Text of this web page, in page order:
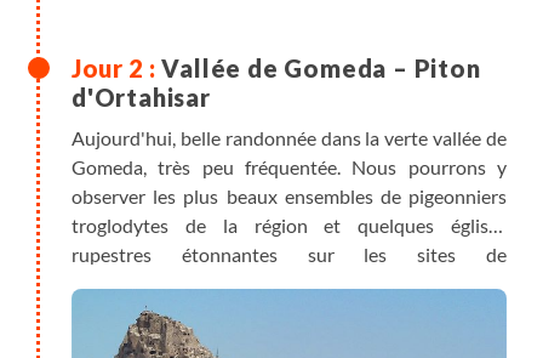
Vallée de Gomeda – Piton
d'Ortahisar
Aujourd'hui, belle randonnée dans la verte vallée de
Gomeda, très peu fréquentée. Nous pourrons y
observer les plus beaux ensembles de pigeonniers
troglodytes de la région et quelques églises
rupestres étonnantes sur les sites de
(littéralement « la tour du milieu ») dont le rocher-
citadelle domine les alentours.